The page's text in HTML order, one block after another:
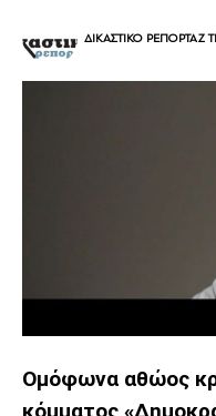
ΔΙΚΑΣΤΙΚΟ ΡΕΠΟΡΤΑΖ
Ομόφωνα αθώος